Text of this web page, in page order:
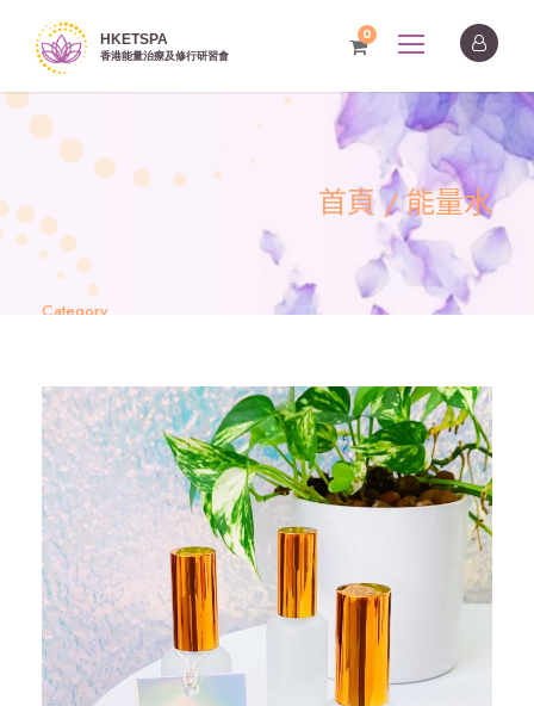
0
Category
首頁/ 能量水